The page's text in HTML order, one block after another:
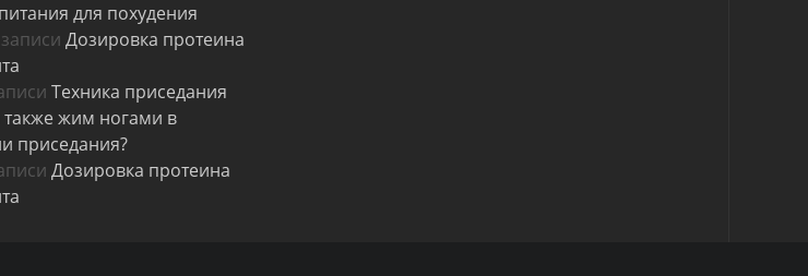
для похудения
записиДозировка протеина
Техника приседания
также жим ногами в
приседания?
Дозировка протеина